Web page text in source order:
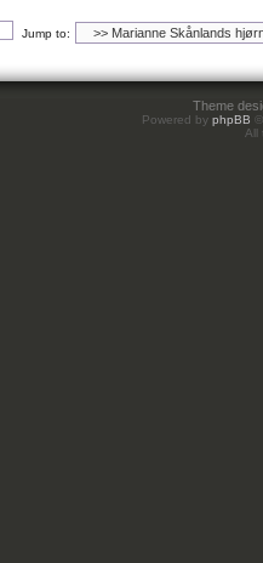
Jump to:
Theme
Powered by phpBB
All